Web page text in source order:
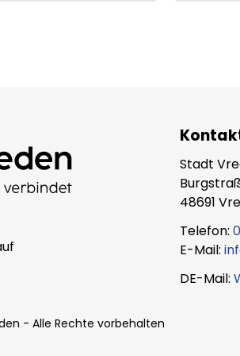
Stadt
48691
Telefon:
E-Mail:
DE-Mail:
- Alle Rechte vorbehalten